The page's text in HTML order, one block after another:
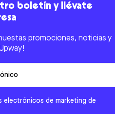
boletín y llévate
promociones, noticias y
electrónicos de marketing de